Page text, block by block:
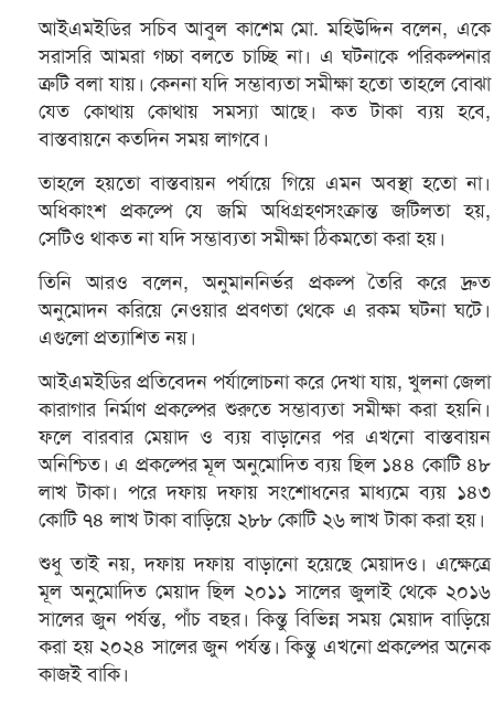
আইএমইডির সচিব আবুল কাশেম মো. মহিউদ্দিন বলেন, একে
সরাসরি আমরা গচ্চা বলতে চাচ্ছি না। এ ঘটনাকে পরিকল্পনার
ত্রুটি বলা যায়। কেননা যদি সম্ভাব্যতা সমীক্ষা হতো তাহলে বোঝা
যেত কোথায় কোথায় সমস্যা আছে। কত টাকা ব্যয় হবে,
বাস্তবায়নে কতদিন সময় লাগবে।
তাহলে হয়তো বাস্তবায়ন পর্যায়ে গিয়ে এমন অবস্থা হতো না।
অধিকাংশ প্রকল্পে যে জমি অধিগ্রহণসংক্রান্ত জটিলতা হয়,
সেটিও থাকত না যদি সম্ভাব্যতা সমীক্ষা ঠিকমতো করা হয়।
তিনি আরও বলেন, অনুমাননির্ভর প্রকল্প তৈরি করে দ্রুত
অনুমোদন করিয়ে নেওয়ার প্রবণতা থেকে এ রকম ঘটনা ঘটে।
এগুলো প্রত্যাশিত নয়।
আইএমইডির প্রতিবেদন পর্যালোচনা করে দেখা যায়, খুলনা জেলা
কারাগার নির্মাণ প্রকল্পের শুরুতে সম্ভাব্যতা সমীক্ষা করা হয়নি।
ফলে বারবার মেয়াদ ও ব্যয় বাড়ানের পর এখনো বাস্তবায়ন
অনিশ্চিত। এ প্রকল্পের মূল অনুমোদিত ব্যয় ছিল ১৪৪ কোটি ৪৮
লাখ টাকা। পরে দফায় দফায় সংশোধনের মাধ্যমে ব্যয় ১৪৩
কোটি ৭৪ লাখ টাকা বাড়িয়ে ২৮৮ কোটি ২৬ লাখ টাকা করা হয়।
শুধু তাই নয়, দফায় দফায় বাড়ানো হয়েছে মেয়াদও। এক্ষেত্রে
মূল অনুমোদিত মেয়াদ ছিল ২০১১ সালের জুলাই থেকে ২০১৬
সালের জুন পর্যন্ত, পাঁচ বছর। কিন্তু বিভিন্ন সময় মেয়াদ বাড়িয়ে
করা হয় ২০২৪ সালের জুন পর্যন্ত। কিন্তু এখনো প্রকল্পের অনেক
কাজই বাকি।